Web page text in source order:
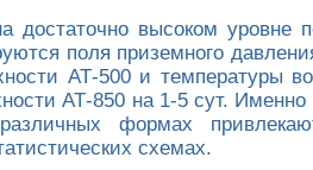
достаточно высоком уровне
поля приземного
АТ-500 и температуры
АТ-850 на 1-5 сут.
формах
схемах.